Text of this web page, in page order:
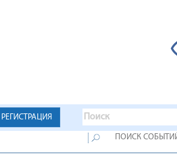
РЕГИСТРАЦИЯ